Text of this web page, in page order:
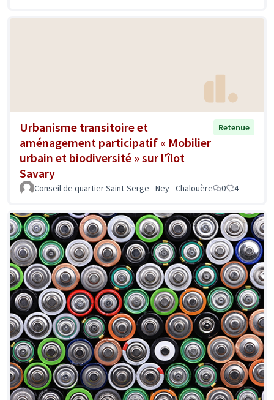
Urbanisme transitoire et
aménagement participatif « Mobilier
urbain et biodiversité » sur l’îlot
Savary
Retenue
Conseil de quartier Saint-Serge - Ney - Chalouère 0 4